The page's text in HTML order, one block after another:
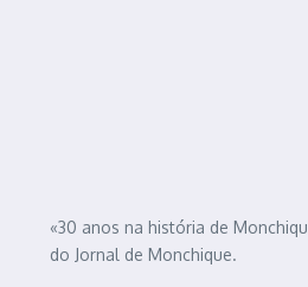
«30 anos na história de
do Jornal de Monchique.